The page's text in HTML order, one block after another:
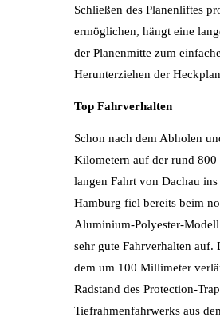
Schließen des Planenliftes
ermöglichen, hängt eine
der Planenmitte zum
Herunterziehen der
Top Fahrverhalten
Schon nach dem Abholen
Kilometern auf der rund
langen Fahrt von Dachau ins
Hamburg fiel bereits beim
Aluminium-Polyester-
sehr gute Fahrverhalten auf.
dem um 100 Millimeter
Radstand des Protection-
Tiefrahmenfahrwerks aus